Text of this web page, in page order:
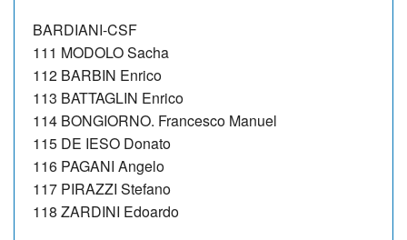
BARDIANI-CSF
111 MODOLO Sacha
112 BARBIN Enrico
113 BATTAGLIN Enrico
114 BONGIORNO. Francesco Manuel
115 DE IESO Donato
116 PAGANI Angelo
117 PIRAZZI Stefano
118 ZARDINI Edoardo